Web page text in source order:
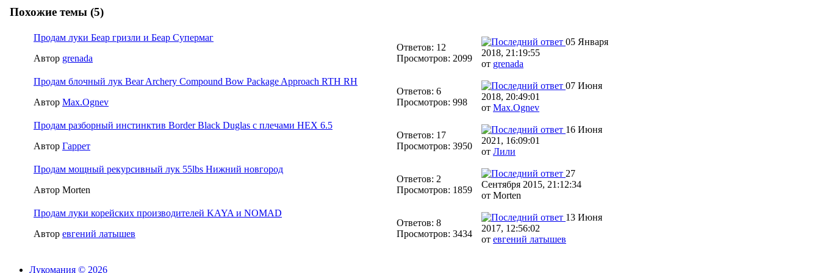
Похожие темы (5)
Продам луки Беар гризли и Беар Супермаг
Автор grenada
Ответов: 12
Просмотров: 2099
05 Января
2018, 21:19:55
от grenada
Продам блочный лук Bear Archery Compound Bow Package Approach RTH RH
Автор Max.Ognev
Ответов: 6
Просмотров: 998
07 Июня
2018, 20:49:01
от Max.Ognev
Продам разборный инстинктив Border Black Duglas с плечами HEX 6.5
Автор Гаррет
Ответов: 17
Просмотров: 3950
16 Июня
2021, 16:09:01
от Лили
Продам мощный рекурсивный лук 55lbs Нижний новгород
Автор Morten
Ответов: 2
Просмотров: 1859
27
Сентября 2015, 21:12:34
от Morten
Продам луки корейских производителей KAYA и NOMAD
Автор евгений латышев
Ответов: 8
Просмотров: 3434
13 Июня
2017, 12:56:02
от евгений латышев
Лукомания © 2026